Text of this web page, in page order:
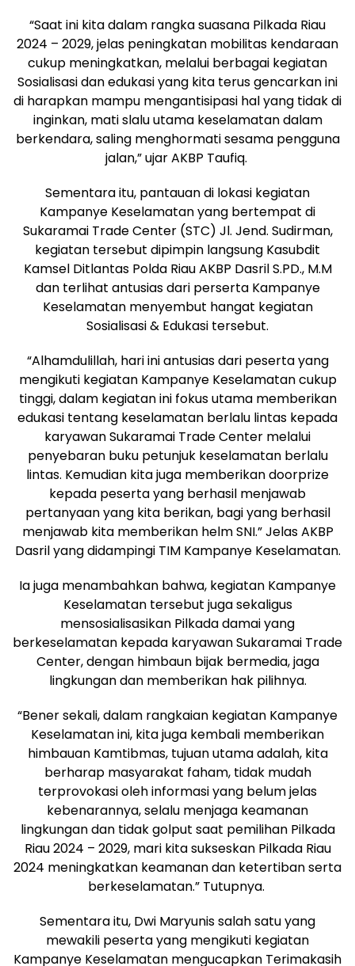
“Saat ini kita dalam rangka suasana Pilkada Riau
2024 – 2029, jelas peningkatan mobilitas kendaraan
cukup meningkatkan, melalui berbagai kegiatan
Sosialisasi dan edukasi yang kita terus gencarkan ini
di harapkan mampu mengantisipasi hal yang tidak di
inginkan, mati slalu utama keselamatan dalam
berkendara, saling menghormati sesama pengguna
jalan,” ujar AKBP Taufiq.
Sementara itu, pantauan di lokasi kegiatan
Kampanye Keselamatan yang bertempat di
Sukaramai Trade Center (STC) Jl. Jend. Sudirman,
kegiatan tersebut dipimpin langsung Kasubdit
Kamsel Ditlantas Polda Riau AKBP Dasril S.PD., M.M
dan terlihat antusias dari perserta Kampanye
Keselamatan menyembut hangat kegiatan
Sosialisasi & Edukasi tersebut.
“Alhamdulillah, hari ini antusias dari peserta yang
mengikuti kegiatan Kampanye Keselamatan cukup
tinggi, dalam kegiatan ini fokus utama memberikan
edukasi tentang keselamatan berlalu lintas kepada
karyawan Sukaramai Trade Center melalui
penyebaran buku petunjuk keselamatan berlalu
lintas. Kemudian kita juga memberikan doorprize
kepada peserta yang berhasil menjawab
pertanyaan yang kita berikan, bagi yang berhasil
menjawab kita memberikan helm SNI.” Jelas AKBP
Dasril yang didampingi TIM Kampanye Keselamatan.
Ia juga menambahkan bahwa, kegiatan Kampanye
Keselamatan tersebut juga sekaligus
mensosialisasikan Pilkada damai yang
berkeselamatan kepada karyawan Sukaramai Trade
Center, dengan himbaun bijak bermedia, jaga
lingkungan dan memberikan hak pilihnya.
“Bener sekali, dalam rangkaian kegiatan Kampanye
Keselamatan ini, kita juga kembali memberikan
himbauan Kamtibmas, tujuan utama adalah, kita
berharap masyarakat faham, tidak mudah
terprovokasi oleh informasi yang belum jelas
kebenarannya, selalu menjaga keamanan
lingkungan dan tidak golput saat pemilihan Pilkada
Riau 2024 – 2029, mari kita sukseskan Pilkada Riau
2024 meningkatkan keamanan dan ketertiban serta
berkeselamatan.” Tutupnya.
Sementara itu, Dwi Maryunis salah satu yang
mewakili peserta yang mengikuti kegiatan
Kampanye Keselamatan mengucapkan Terimakasih